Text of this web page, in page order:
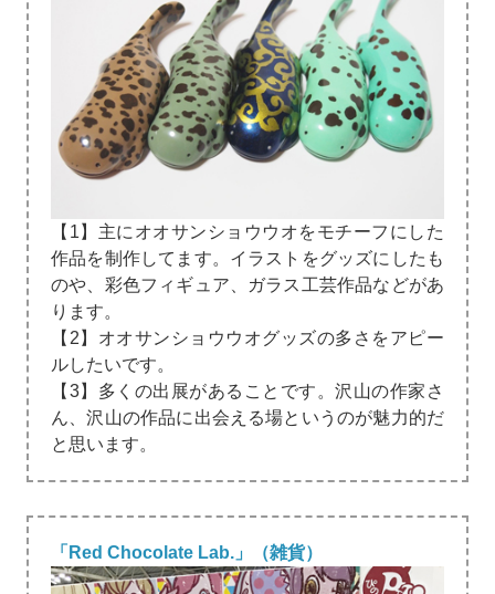
【1】主にオオサンショウウオをモチーフにした
作品を制作してます。イラストをグッズにしたも
のや、彩色フィギュア、ガラス工芸作品などがあ
ります。
【2】オオサンショウウオグッズの多さをアピー
ルしたいです。
【3】多くの出展があることです。沢山の作家さ
ん、沢山の作品に出会える場というのが魅力的だ
と思います。
「Red Chocolate Lab.」（雑貨）